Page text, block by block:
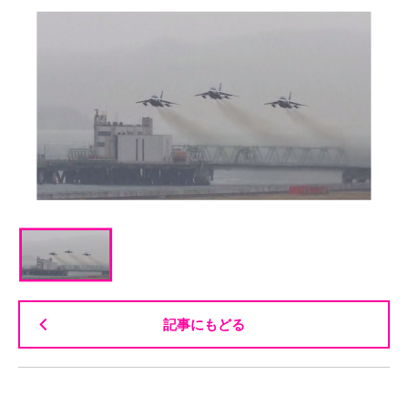
記事にもどる